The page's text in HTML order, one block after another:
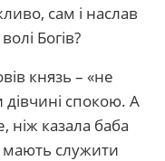
сам і наслав
Богів?
князь – «не
дівчині спокою. А
ніж казала баба
мають служити